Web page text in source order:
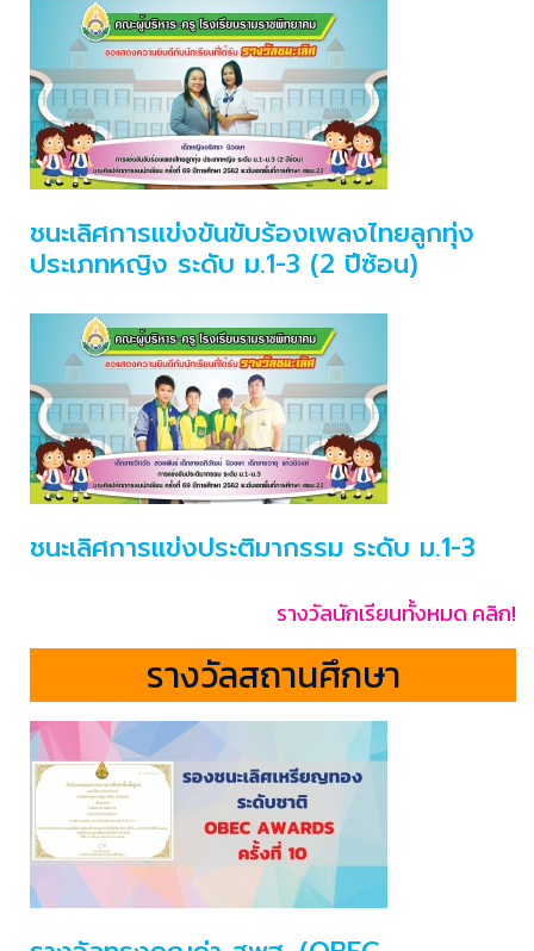
ชนะเลิศการแข่งขันขับร้องเพลงไทยลูกทุ่ง
ประเภทหญิง ระดับ ม.1-3 (2 ปีซ้อน)
ชนะเลิศการแข่งประติมากรรม ระดับ ม.1-3
รางวัลนักเรียนทั้งหมด คลิก!
รางวัลสถานศึกษา